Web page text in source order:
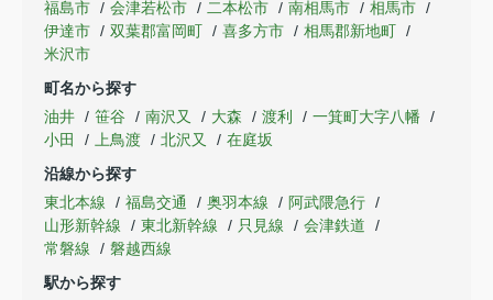
福島市
会津若松市 二本松市 南相馬市
相馬市
伊達市
双葉郡富岡町 喜多方市
相馬郡新地町
米沢市
町名から探す
油井
笹谷 南沢又 大森 渡利
一箕町大字八幡
小田
上鳥渡 北沢又
在庭坂
沿線から探す
東北本線
福島交通 奥羽本線
阿武隈急行
山形新幹線
東北新幹線 只見線
会津鉄道
常磐線
磐越西線
駅から探す